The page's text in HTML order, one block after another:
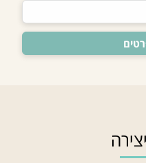
יצירה